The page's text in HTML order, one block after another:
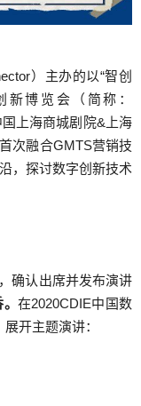
）主办的以“智创
新博览会（简称：
上海商城剧院&上海
次融合GMTS营销技
，探讨数字创新技术
确认出席并发布演讲
在2020CDIE中国数
开主题演讲：